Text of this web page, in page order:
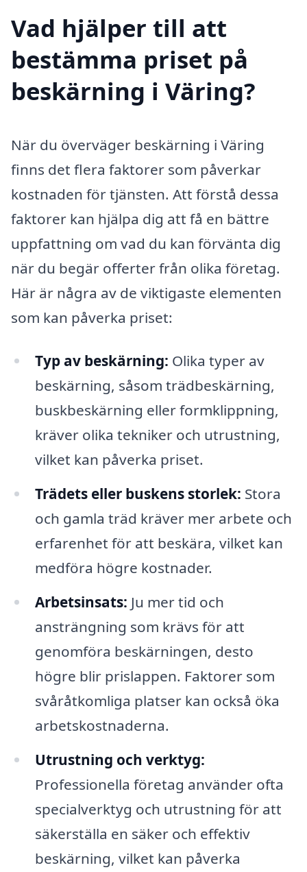
Vad hjälper till att
bestämma priset på
beskärning i Väring?
När du överväger beskärning i Väring
finns det flera faktorer som påverkar
kostnaden för tjänsten. Att förstå dessa
faktorer kan hjälpa dig att få en bättre
uppfattning om vad du kan förvänta dig
när du begär offerter från olika företag.
Här är några av de viktigaste elementen
som kan påverka priset:
Typ av beskärning: Olika typer av
beskärning, såsom trädbeskärning,
buskbeskärning eller formklippning,
kräver olika tekniker och utrustning,
vilket kan påverka priset.
Trädets eller buskens storlek: Stora
och gamla träd kräver mer arbete och
erfarenhet för att beskära, vilket kan
medföra högre kostnader.
Arbetsinsats: Ju mer tid och
ansträngning som krävs för att
genomföra beskärningen, desto
högre blir prislappen. Faktorer som
svåråtkomliga platser kan också öka
arbetskostnaderna.
Utrustning och verktyg:
Professionella företag använder ofta
specialverktyg och utrustning för att
säkerställa en säker och effektiv
beskärning, vilket kan påverka